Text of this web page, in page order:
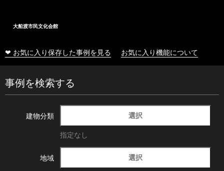
大船渡市民文化会館
❤ お気に入り保存した事例を見る お気に入り機能について
事例を検索する
建物分類 選択
指定なし
地域 選択